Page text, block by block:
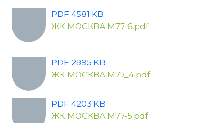
PDF 4581 KB
ЖК МОСКВА М77-6.pdf
PDF 2895 KB
ЖК МОСКВА М77_4.pdf
PDF 4203 KB
ЖК МОСКВА М77-5.pdf